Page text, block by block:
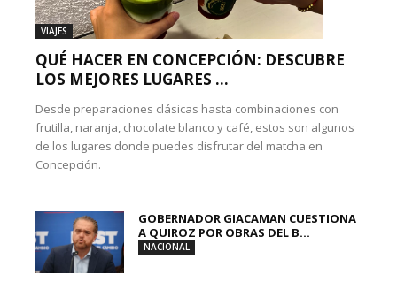
VIAJES
QUÉ HACER EN CONCEPCIÓN: DESCUBRE
LOS MEJORES LUGARES ...
Desde preparaciones clásicas hasta combinaciones con
frutilla, naranja, chocolate blanco y café, estos son algunos
de los lugares donde puedes disfrutar del matcha en
Concepción.
GOBERNADOR GIACAMAN CUESTIONA
A QUIROZ POR OBRAS DEL B...
NACIONAL